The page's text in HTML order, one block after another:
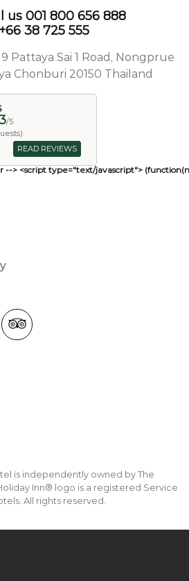
us 001 800 656 888
38 725 555
Pattaya Sai 1 Road, Nongprue
Chonburi 20150 Thailand
/5
READ REVIEWS
--> <script type="text/javascript">
is independently owned by The
Inn® logo is a registered Service
All rights reserved.